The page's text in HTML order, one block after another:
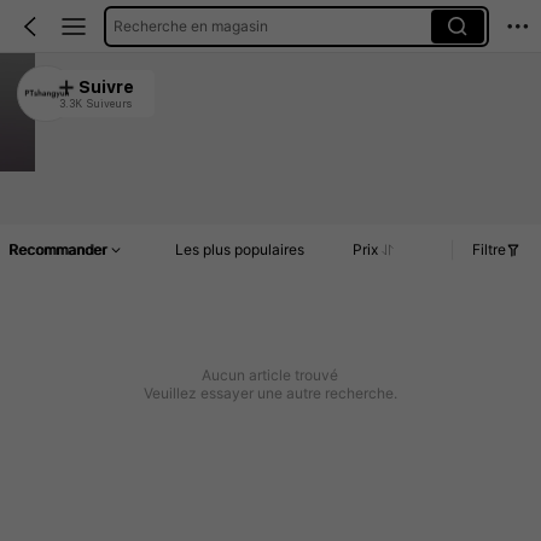
Recherche en magasin
PTshangyun
4.95
Suivre
3.3K Suiveurs
Recommander Les plus populaires Prix Filtre
Aucun article trouvé
Veuillez essayer une autre recherche.